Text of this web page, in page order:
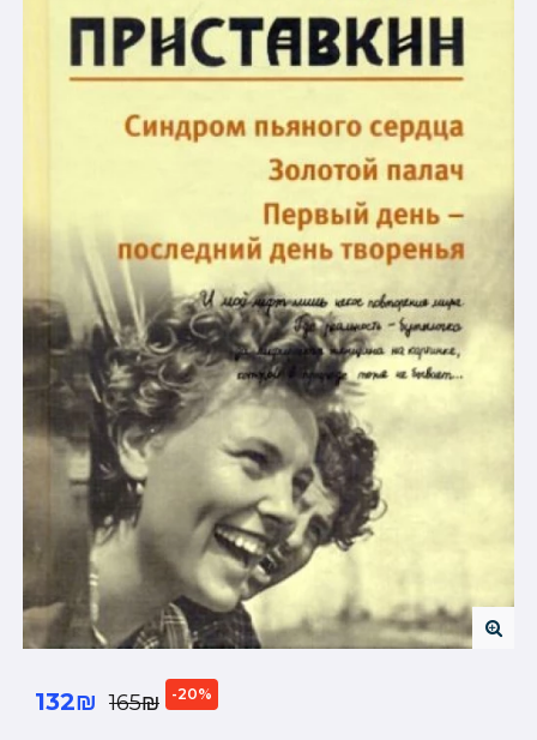
132₪ 165₪ -20%